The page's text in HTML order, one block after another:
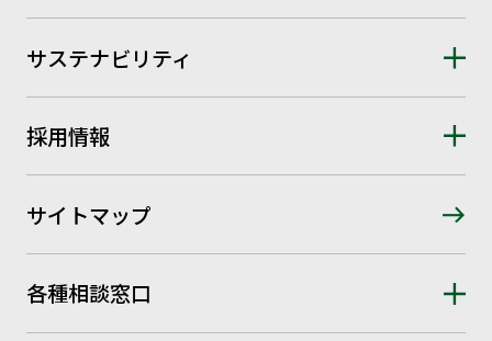
サステナビリティ
採用情報
サイトマップ
各種相談窓口